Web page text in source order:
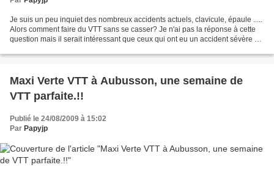
Je suis un peu inquiet des nombreux accidents actuels, clavicule, épaule .....
Alors comment faire du VTT sans se casser? Je n'ai pas la réponse à cette
question mais il serait intéressant que ceux qui ont eu un accident sévère de
Maxi Verte VTT à Aubusson, une semaine de
VTT parfaite.!!
Publié le 24/08/2009 à 15:02
Par Papyjp